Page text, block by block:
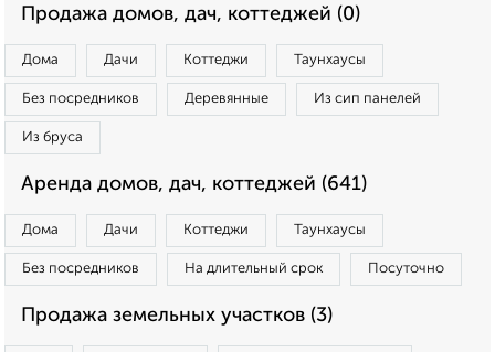
Продажа домов, дач, коттеджей (0)
Дома Дачи Коттеджи Таунхаусы
Без посредников Деревянные Из сип панелей
Из бруса
Аренда домов, дач, коттеджей (641)
Дома Дачи Коттеджи Таунхаусы
Без посредников На длительный срок Посуточно
Продажа земельных участков (3)